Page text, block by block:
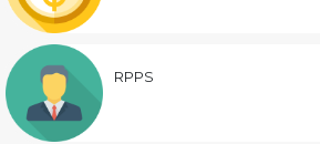
RPPS